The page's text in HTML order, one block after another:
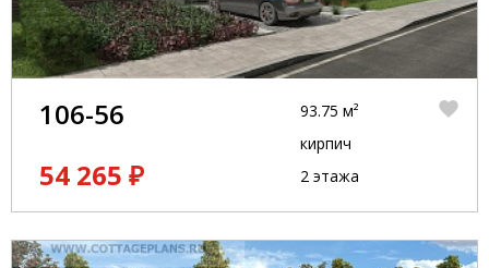
106-56
54 265 ₽
93.75 м²
кирпич
2 этажа